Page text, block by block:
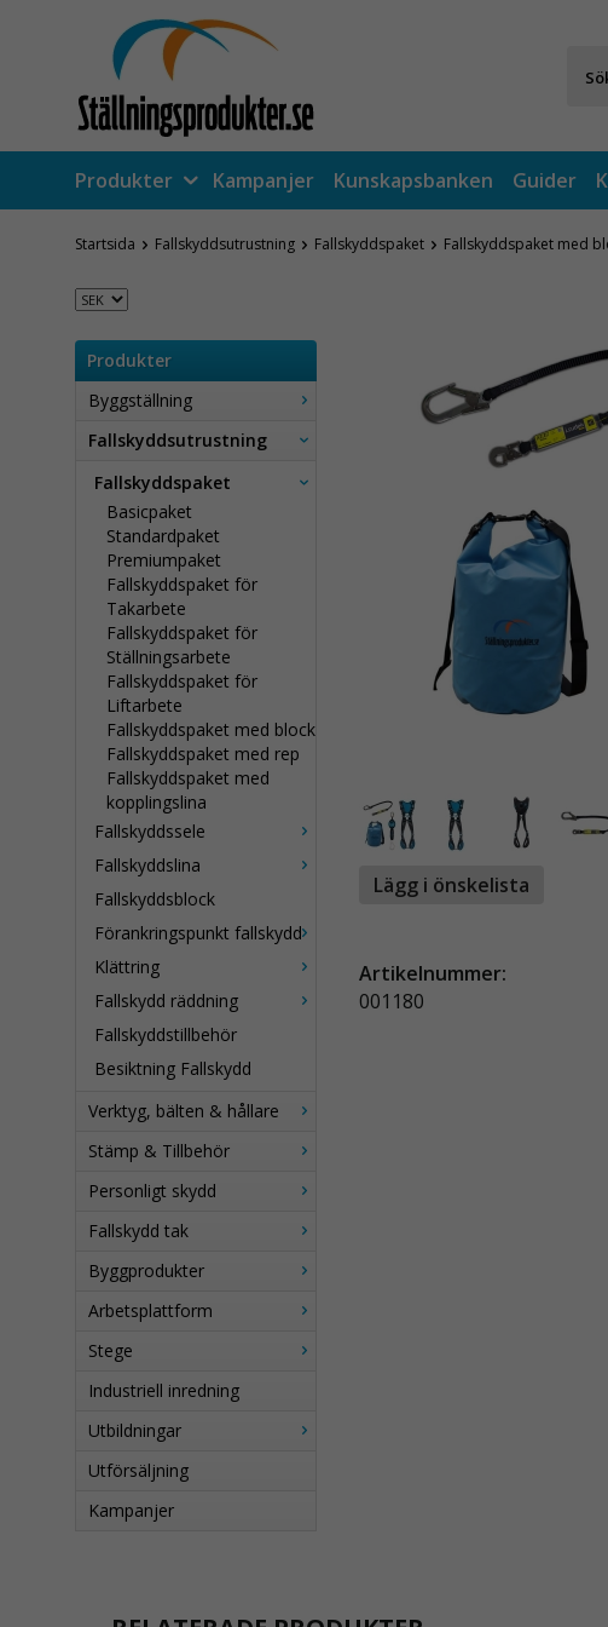
Produkter Kampanjer Kunskapsbanken Guider
Startsida Fallskyddsutrustning Fallskyddspaket Fallskyddspaket med
Produkter
Byggställning
Fallskyddsutrustning
Fallskyddspaket
Basicpaket
Standardpaket
Premiumpaket
Fallskyddspaket för
Takarbete
Fallskyddspaket för
Ställningsarbete
Fallskyddspaket för
Liftarbete
Fallskyddspaket med block
Fallskyddspaket med rep
Fallskyddspaket med
kopplingslina
Fallskyddssele
Fallskyddslina
Fallskyddsblock
Förankringspunkt fallskydd
Klättring
Fallskydd räddning
Fallskyddstillbehör
Besiktning Fallskydd
Verktyg, bälten & hållare
Stämp & Tillbehör
Personligt skydd
Fallskydd tak
Byggprodukter
Arbetsplattform
Stege
Industriell inredning
Utbildningar
Utförsäljning
Kampanjer
Lägg i önskelista
Artikelnummer:
001180